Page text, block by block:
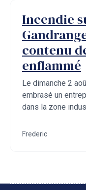
Incendie
contenu
enflammé
Le dimanche 2
embrasé un
dans la zone
Frederic